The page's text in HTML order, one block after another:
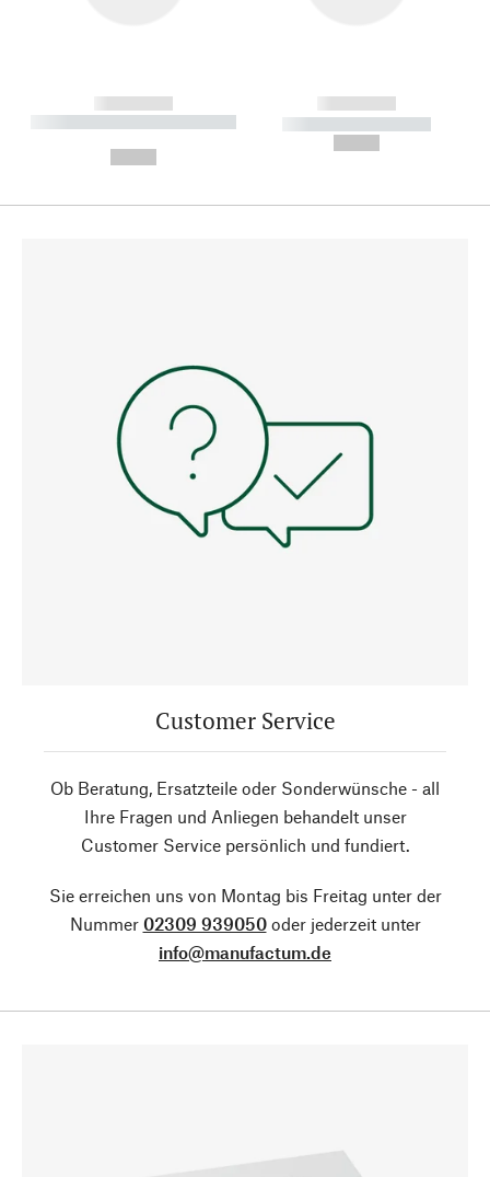
------------
----------- ----------- --------
------------
----------- -----------
Customer Service
Ob Beratung, Ersatzteile oder Sonderwünsche - all
Ihre Fragen und Anliegen behandelt unser
Customer Service persönlich und fundiert.
Sie erreichen uns von Montag bis Freitag unter der
Nummer 02309 939050oder jederzeit unter
info@manufactum.de